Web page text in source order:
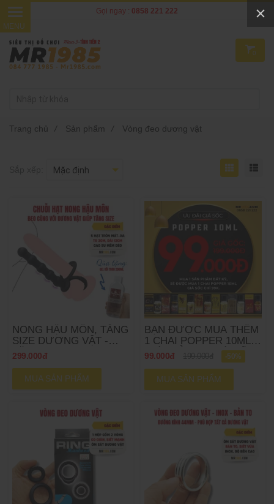
NONG HẬU MÔN, TĂNG
SIZE DƯƠNG VẬT -
TẶNG GEL
299.000đ
MUA SẢN PHẨM
BẠN ĐƯỢC MUA THÊM
1 CHAI POPPER 10ML
GIÁ CHỈ 99K (GIÁ GỐC
199K)
99.000đ -50%
MUA SẢN PHẨM
Trang chủ / Sản phẩm / Vòng đeo dương vật
Gọi ngay : 0858 221 222
0